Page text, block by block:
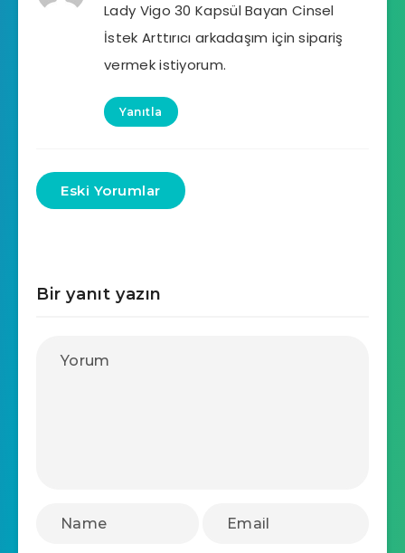
Lady Vigo 30 Kapsül Bayan Cinsel
İstek Arttırıcı arkadaşım için sipariş
vermek istiyorum.
Yanıtla
Eski Yorumlar
Bir yanıt yazın